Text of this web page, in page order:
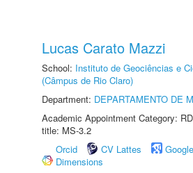
Lucas Carato Mazzi
School: Instituto de Geociências e
(Câmpus de Rio Claro)
Department: DEPARTAMENTO DE
Academic Appointment Category:
title: MS-3.2
Orcid
CV Lattes
Dimensions